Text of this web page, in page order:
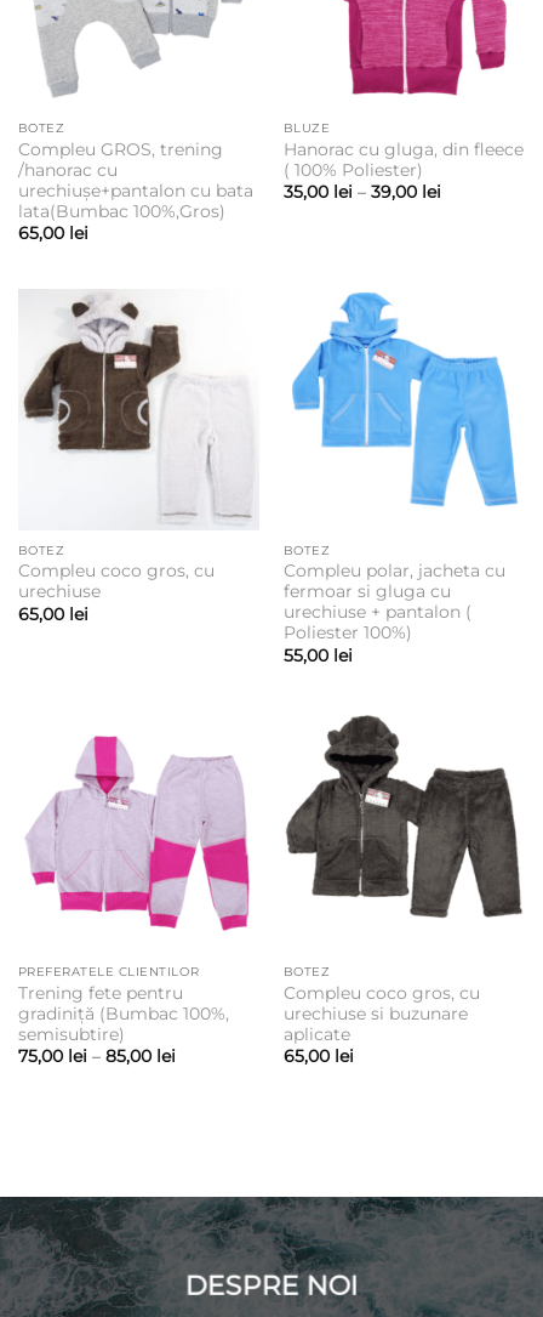
BOTEZ
Compleu GROS, trening
/hanorac cu
urechiușe+pantalon cu bata
lata(Bumbac 100%,Gros)
65,00 lei
BLUZE
Hanorac cu gluga, din fleece
( 100% Poliester)
35,00 lei – 39,00 leiInterval
BOTEZ
Compleu coco gros, cu
urechiuse
65,00 lei
BOTEZ
Compleu polar, jacheta cu
fermoar si gluga cu
urechiuse + pantalon (
Poliester 100%)
55,00 lei
PREFERATELE CLIENTILOR
Trening fete pentru
gradiniță (Bumbac 100%,
semisubtire)
75,00 lei – 85,00 leiInterval
BOTEZ
Compleu coco gros, cu
urechiuse si buzunare
aplicate
65,00 lei
DESPRE NOI